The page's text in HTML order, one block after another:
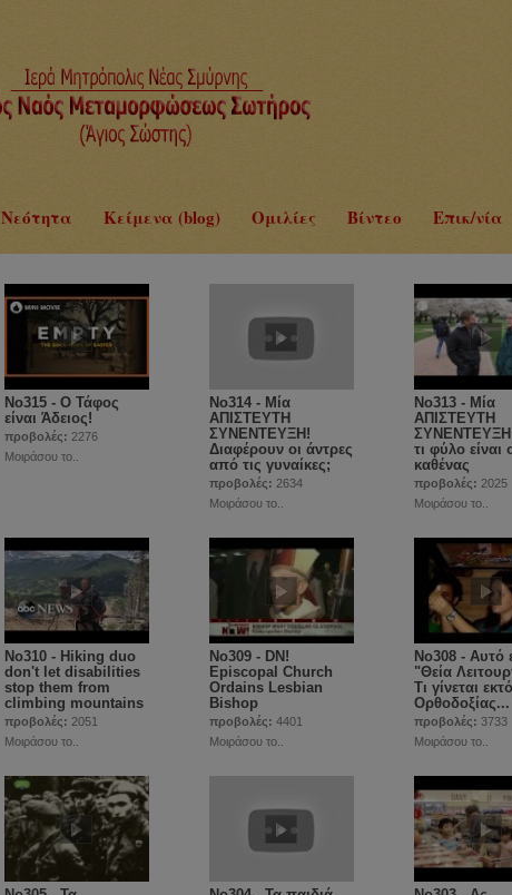
Νεότητα Κείμενα (blog) Ομιλίες Βίντεο Επικ/νία
No315 - Ο Τάφος
είναι Άδειος!
προβολές: 2276
Μοιράσου το..
No314 - Μία
ΑΠΙΣΤΕΥΤΗ
ΣΥΝΕΝΤΕΥΞΗ!
Διαφέρουν οι άντρες
από τις γυναίκες;
προβολές: 2634
Μοιράσου το..
No313 - Μία
ΑΠΙΣΤΕΥΤΗ
ΣΥΝΕΝΤΕΥΞΗ
τι φύλο είναι
καθένας
προβολές: 2025
Μοιράσου το..
No310 - Hiking duo
don't let disabilities
stop them from
climbing mountains
προβολές: 2051
Μοιράσου το..
No309 - DN!
Episcopal Church
Ordains Lesbian
Bishop
προβολές: 4401
Μοιράσου το..
No308 - Αυτό
"Θεία
Τι γίνεται
Ορθοδοξίας...
προβολές: 3733
Μοιράσου το..